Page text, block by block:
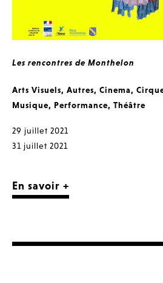
Les rencontres de Monthelon
Arts Visuels, Autres, Cinema,
Musique, Performance, Théâtre
29 juillet 2021
31 juillet 2021
En savoir +